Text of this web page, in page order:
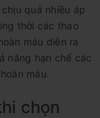
quá nhiều áp
thời các thao
máu diễn ra
năng hạn chế các
máu.
chọn